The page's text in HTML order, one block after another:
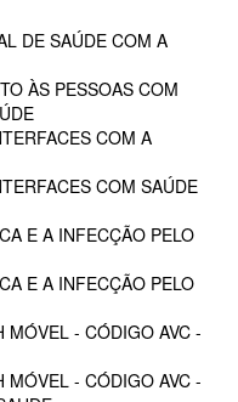
DE SAÚDE COM A
ÀS PESSOAS COM
COM A
COM SAÚDE
E A INFECÇÃO PELO
E A INFECÇÃO PELO
MÓVEL - CÓDIGO AVC -
MÓVEL - CÓDIGO AVC -